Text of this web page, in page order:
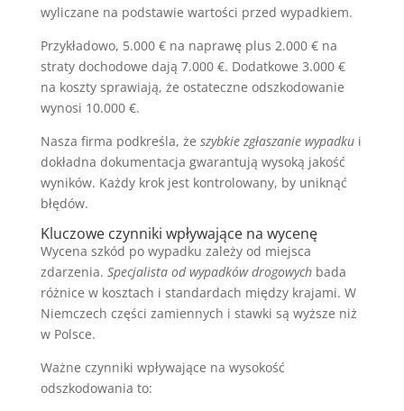
wyliczane na podstawie wartości przed wypadkiem.
Przykładowo, 5.000 € na naprawę plus 2.000 € na
straty dochodowe dają 7.000 €. Dodatkowe 3.000 €
na koszty sprawiają, że ostateczne odszkodowanie
wynosi 10.000 €.
Nasza firma podkreśla, że szybkie zgłaszanie wypadkui
dokładna dokumentacja gwarantują wysoką jakość
wyników. Każdy krok jest kontrolowany, by uniknąć
błędów.
Kluczowe czynniki wpływające na wycenę
Wycena szkód po wypadku zależy od miejsca
zdarzenia. Specjalista od wypadków drogowychbada
różnice w kosztach i standardach między krajami. W
Niemczech części zamiennych i stawki są wyższe niż
w Polsce.
Ważne czynniki wpływające na wysokość
odszkodowania to: